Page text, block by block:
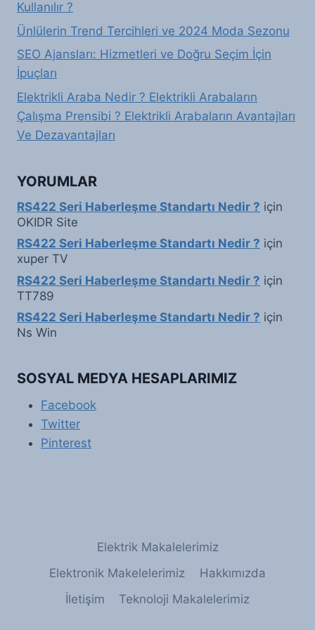
Kullanılır ?
Ünlülerin Trend Tercihleri ve 2024 Moda Sezonu
SEO Ajansları: Hizmetleri ve Doğru Seçim İçin
İpuçları
Elektrikli Araba Nedir ? Elektrikli Arabaların
Çalışma Prensibi ? Elektrikli Arabaların Avantajları
Ve Dezavantajları
YORUMLAR
RS422 Seri Haberleşme Standartı Nedir ? için
OKIDR Site
RS422 Seri Haberleşme Standartı Nedir ? için
xuper TV
RS422 Seri Haberleşme Standartı Nedir ? için
TT789
RS422 Seri Haberleşme Standartı Nedir ? için
Ns Win
SOSYAL MEDYA HESAPLARIMIZ
Facebook
Twitter
Pinterest
Elektrik Makalelerimiz
Elektronik Makelelerimiz
Hakkımızda
İletişim
Teknoloji Makalelerimiz